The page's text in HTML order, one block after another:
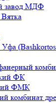
завод МДФ
ФК
ФМК
комбинат